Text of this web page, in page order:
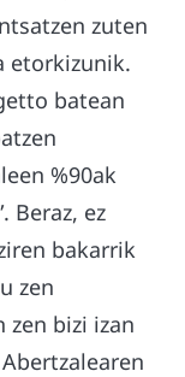
zuten
etorkizunik.
batean
%90ak
Beraz, ez
bakarrik
zen
zen bizi izan